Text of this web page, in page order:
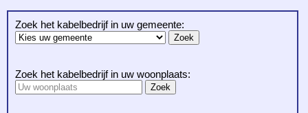
Zoek het kabelbedrijf in uw gemeente:
Zoek het kabelbedrijf in uw woonplaats: